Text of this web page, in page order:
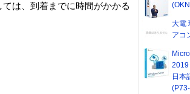
は、到着までに時間がかかる
大電
アコ
2019
日本